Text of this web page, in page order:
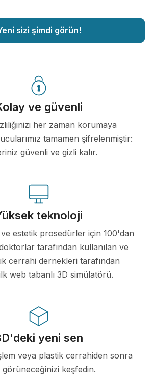
sizi şimdi görün!
ve güvenli
her zaman korumaya
tamamen şifrelenmiştir:
güvenli ve gizli kalır.
teknoloji
estetik prosedürler için 100'dan
tarafından kullanılan ve
cerrahi dernekleri tarafından
web tabanlı 3D simülatörü.
yeni sen
veya plastik cerrahiden sonra
görüneceğinizi keşfedin.